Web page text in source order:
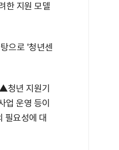
한 지원 모델
으로 '청년센
청년 지원기
운영 등이
필요성에 대